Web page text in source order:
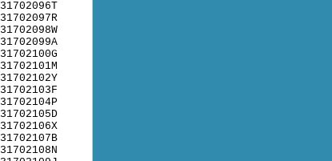
31702096T
31702097R
31702098W
31702099A
31702100G
31702101M
31702102Y
31702103F
31702104P
31702105D
31702106X
31702107B
31702108N